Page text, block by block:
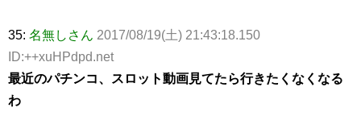
35: 名無しさん 2017/08/19(土) 21:43:18.150
ID:++xuHPdpd.net
最近のパチンコ、スロット動画見てたら行きたくなくなる
わ